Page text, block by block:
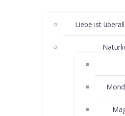
Liebe ist